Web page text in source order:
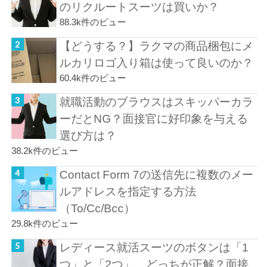
のリクルートスーツは買いか？
88.3k件のビュー
【どうする？】ラクマの商品梱包にメ
ルカリロゴ入り箱は使って良いのか？
60.4k件のビュー
就職活動のブラウスはスキッパーカラ
ーだとNG？面接官に好印象を与える
選び方は？
38.2k件のビュー
Contact Form 7の送信先に複数のメー
ルアドレスを指定する方法
（To/Cc/Bcc）
29.8k件のビュー
レディース就活スーツのボタンは「1